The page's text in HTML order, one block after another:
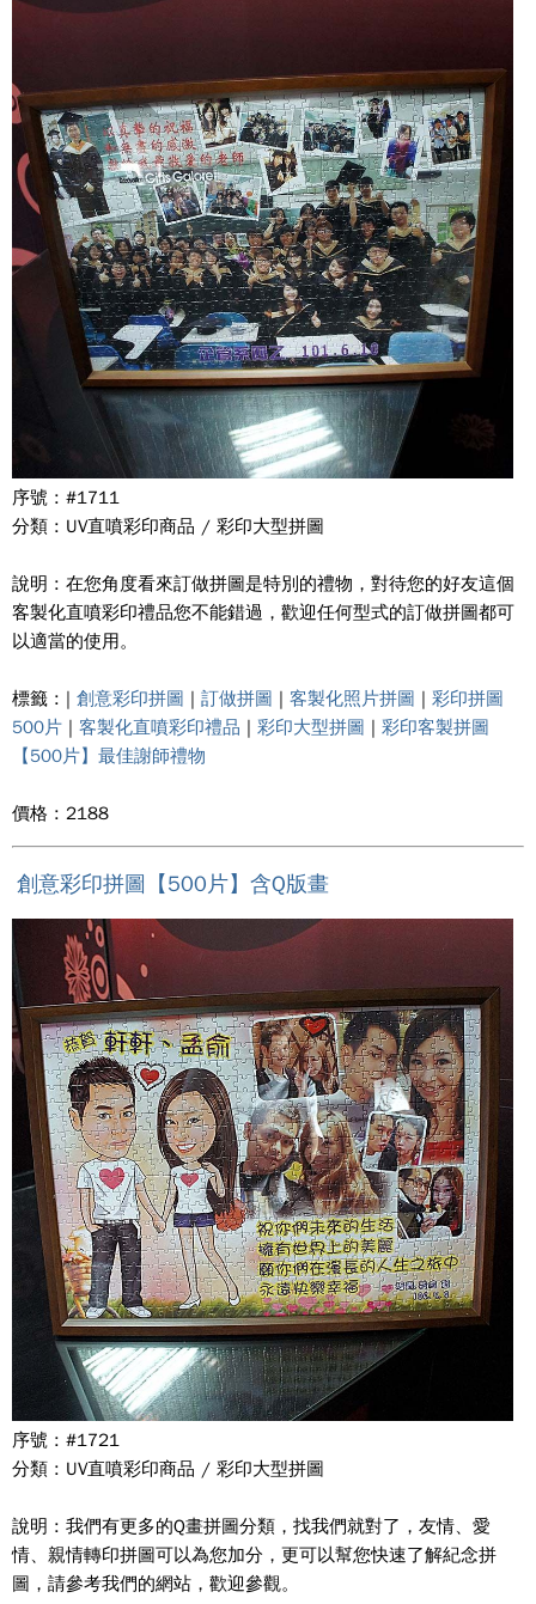
序號 : #1711
分類 : UV直噴彩印商品 / 彩印大型拼圖
說明 : 在您角度看來訂做拼圖是特別的禮物，對待您的好友這個
客製化直噴彩印禮品您不能錯過，歡迎任何型式的訂做拼圖都可
以適當的使用。
標籤 : | 創意彩印拼圖 訂做拼圖 客製化照片拼圖
彩印拼圖
500片
客製化直噴彩印禮品 彩印大型拼圖
彩印客製拼圖
【500片】最佳謝師禮物
價格 : 2188
創意彩印拼圖【500片】含Q版畫
序號 : #1721
分類 : UV直噴彩印商品 / 彩印大型拼圖
說明 : 我們有更多的Q畫拼圖分類，找我們就對了，友情、愛
情、親情轉印拼圖可以為您加分，更可以幫您快速了解紀念拼
圖，請參考我們的網站，歡迎參觀。